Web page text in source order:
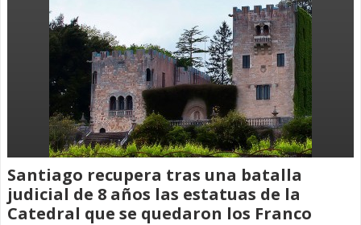
Santiago recupera tras una batalla
judicial de 8 años las estatuas de la
Catedral que se quedaron los Franco